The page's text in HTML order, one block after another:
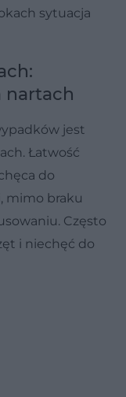
sytuacja
nartach
jest
Łatwość
do
mimo braku
Często
i niechęć do